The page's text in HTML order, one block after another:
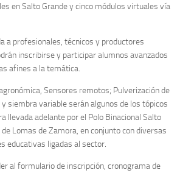
en Salto Grande y cinco módulos virtuales vía
a profesionales, técnicos y productores
inscribirse y participar alumnos avanzados
afines a la temática.
Sensores remotos; Pulverización de
siembra variable serán algunos de los tópicos
llevada adelante por el Polo Binacional Salto
Lomas de Zamora, en conjunto con diversas
educativas ligadas al sector.
al formulario de inscripción, cronograma de